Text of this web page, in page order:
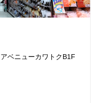
ベニューカワトクB1F